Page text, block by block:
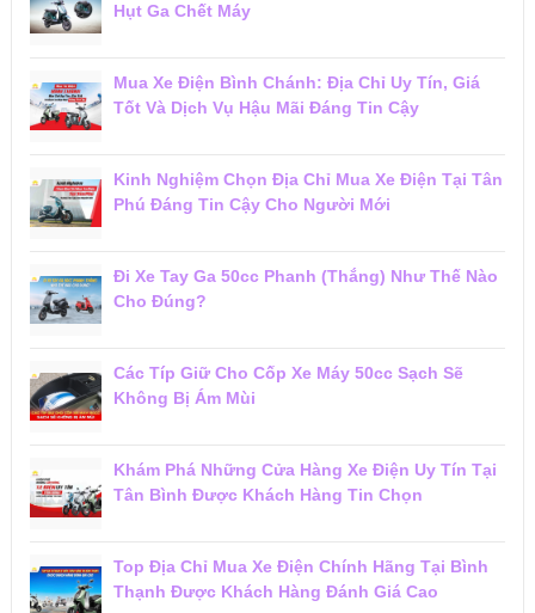
Hụt Ga Chết Máy
Mua Xe Điện Bình Chánh: Địa Chỉ Uy Tín, Giá
Tốt Và Dịch Vụ Hậu Mãi Đáng Tin Cậy
Kinh Nghiệm Chọn Địa Chỉ Mua Xe Điện Tại Tân
Phú Đáng Tin Cậy Cho Người Mới
Đi Xe Tay Ga 50cc Phanh (Thắng) Như Thế Nào
Cho Đúng?
Các Típ Giữ Cho Cốp Xe Máy 50cc Sạch Sẽ
Không Bị Ám Mùi
Khám Phá Những Cửa Hàng Xe Điện Uy Tín Tại
Tân Bình Được Khách Hàng Tin Chọn
Top Địa Chỉ Mua Xe Điện Chính Hãng Tại Bình
Thạnh Được Khách Hàng Đánh Giá Cao